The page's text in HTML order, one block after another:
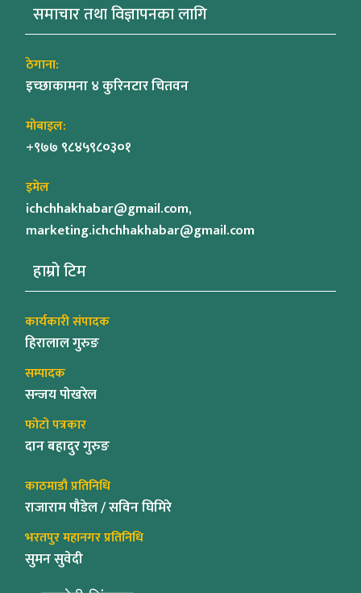
समाचार तथा विज्ञापनका लागि
ठेगाना:
इच्छाकामना ४ कुरिनटार चितवन
मोबाइल:
+९७७ ९८४५९८०३०१
इमेल
ichchhakhabar@gmail.com,
marketing.ichchhakhabar@gmail.com
हाम्रो टिम
कार्यकारी संपादक
हिरालाल गुरुङ
सम्पादक
सन्जय पोखरेल
फोटो पत्रकार
दान बहादुर गुरुङ
काठमाडौ प्रतिनिधि
राजाराम पौडेल / सविन घिमिरे
भरतपुर महानगर प्रतिनिधि
सुमन सुवेदी